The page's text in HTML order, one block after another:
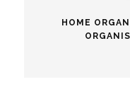
HOME